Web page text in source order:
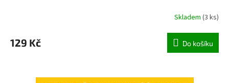
Skladem (3 ks)
129 Kč Do košíku